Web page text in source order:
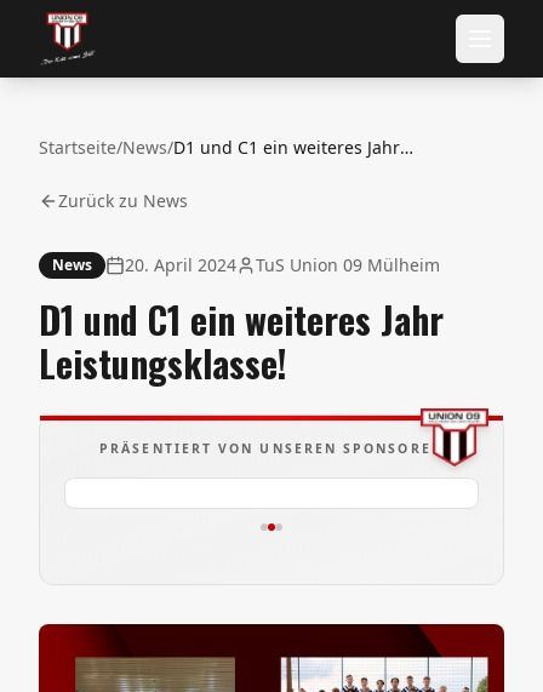
Startseite/News/ D1 und C1 ein weiteres Jahr Leistungsklasse!
Zurück zu News
News 20. April 2024 TuS Union 09 Mülheim
D1 und C1 ein weiteres Jahr
Leistungsklasse!
PRÄSENTIERT VON UNSEREN SPONSOREN